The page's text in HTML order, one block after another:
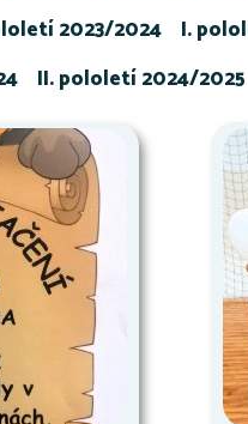
2023/2024 I.
II. pololetí 2024/2025